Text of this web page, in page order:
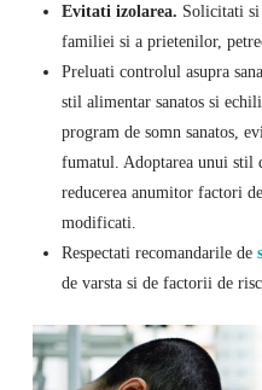
Evitati izolarea. Solicitati
familiei si a prietenilor,
Preluati controlul asupra
stil alimentar sanatos si
program de somn sanatos,
fumatul. Adoptarea unui stil
reducerea anumitor factori
modificati.
Respectati recomandarile de
de varsta si de factorii de